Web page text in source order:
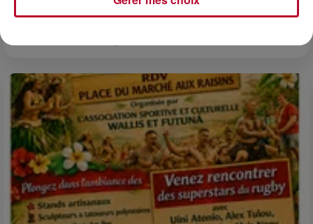
Après un franc succès l'été dernier, le spectacle « Le Rêve